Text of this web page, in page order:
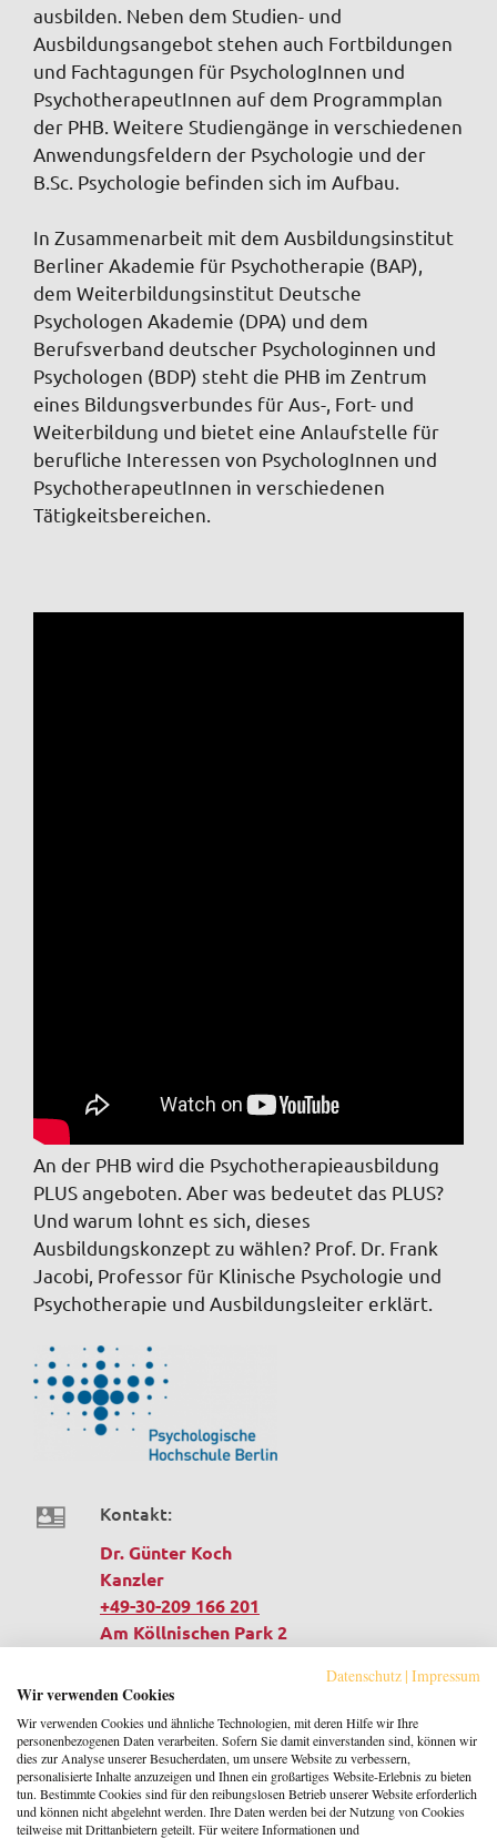
ausbilden. Neben dem Studien- und
Ausbildungsangebot stehen auch Fortbildungen
und Fachtagungen für PsychologInnen und
PsychotherapeutInnen auf dem Programmplan
der PHB. Weitere Studiengänge in verschiedenen
Anwendungsfeldern der Psychologie und der
B.Sc. Psychologie befinden sich im Aufbau.
In Zusammenarbeit mit dem Ausbildungsinstitut
Berliner Akademie für Psychotherapie (BAP),
dem Weiterbildungsinstitut Deutsche
Psychologen Akademie (DPA) und dem
Berufsverband deutscher Psychologinnen und
Psychologen (BDP) steht die PHB im Zentrum
eines Bildungsverbundes für Aus-, Fort- und
Weiterbildung und bietet eine Anlaufstelle für
berufliche Interessen von PsychologInnen und
PsychotherapeutInnen in verschiedenen
Tätigkeitsbereichen.
An der PHB wird die Psychotherapieausbildung
PLUS angeboten. Aber was bedeutet das PLUS?
Und warum lohnt es sich, dieses
Ausbildungskonzept zu wählen? Prof. Dr. Frank
Jacobi, Professor für Klinische Psychologie und
Psychotherapie und Ausbildungsleiter erklärt.
Kontakt:
Dr. Günter Koch
Kanzler
+49-30-209 166 201
Am Köllnischen Park 2
Deutschland
E-Mail:
kontakt@psychologische-hochschule.de
Datenschutz | Impressum
Wir verwenden Cookies
Wir verwenden Cookies und ähnliche Technologien, mit deren Hilfe wir Ihre
personenbezogenen Daten verarbeiten. Sofern Sie damit einverstanden sind, können wir
dies zur Analyse unserer Besucherdaten, um unsere Website zu verbessern,
personalisierte Inhalte anzuzeigen und Ihnen ein großartiges Website-Erlebnis zu bieten
tun. Bestimmte Cookies sind für den reibungslosen Betrieb unserer Website erforderlich
und können nicht abgelehnt werden. Ihre Daten werden bei der Nutzung von Cookies
teilweise mit Drittanbietern geteilt. Für weitere Informationen und